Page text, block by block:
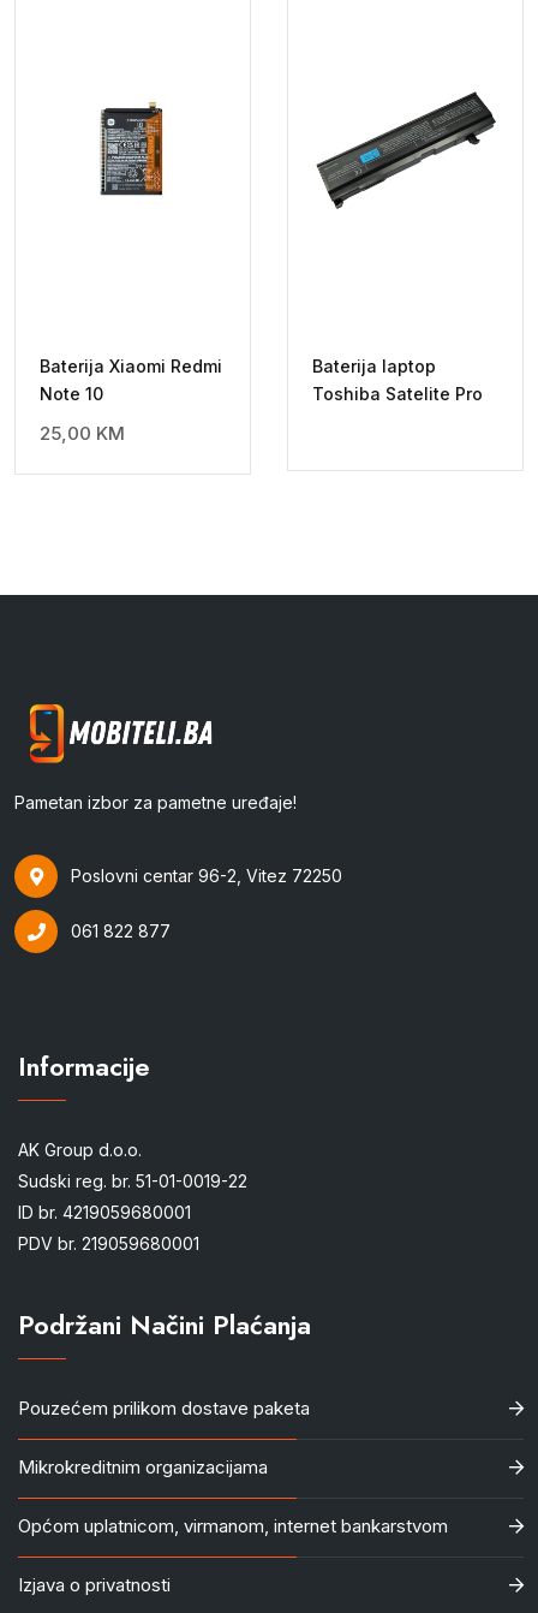
Baterija Xiaomi Redmi
Note 10
25,00 KM
Baterija laptop
Toshiba Satelite Pro
Pametan izbor za pametne uređaje!
Poslovni centar 96-2, Vitez 72250
061 822 877
Informacije
AK Group d.o.o.
Sudski reg. br. 51-01-0019-22
ID br. 4219059680001
PDV br. 219059680001
Podržani Načini Plaćanja
Pouzećem prilikom dostave paketa
Mikrokreditnim organizacijama
Općom uplatnicom, virmanom, internet bankarstvom
Izjava o privatnosti